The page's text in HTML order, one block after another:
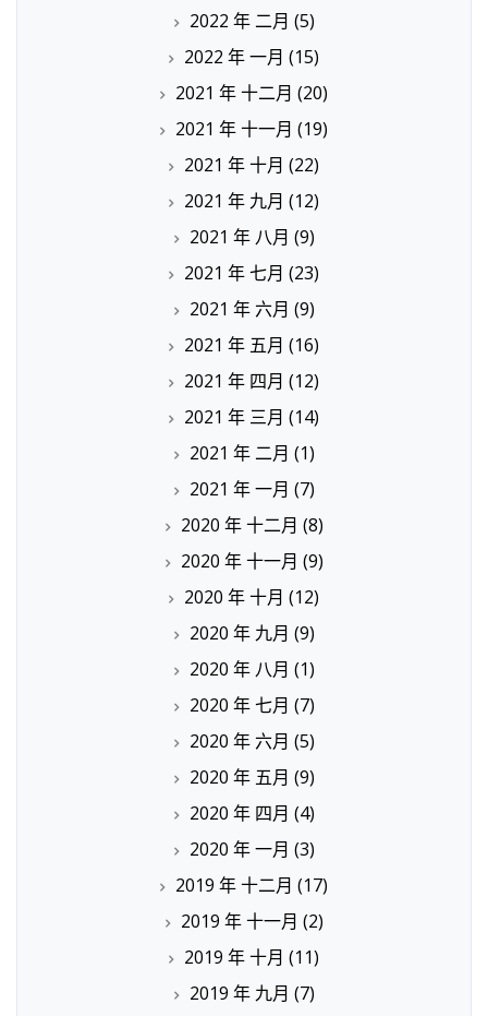
2022 年 二月 (5)
2022 年 一月 (15)
2021 年 十二月 (20)
2021 年 十一月 (19)
2021 年 十月 (22)
2021 年 九月 (12)
2021 年 八月 (9)
2021 年 七月 (23)
2021 年 六月 (9)
2021 年 五月 (16)
2021 年 四月 (12)
2021 年 三月 (14)
2021 年 二月 (1)
2021 年 一月 (7)
2020 年 十二月 (8)
2020 年 十一月 (9)
2020 年 十月 (12)
2020 年 九月 (9)
2020 年 八月 (1)
2020 年 七月 (7)
2020 年 六月 (5)
2020 年 五月 (9)
2020 年 四月 (4)
2020 年 一月 (3)
2019 年 十二月 (17)
2019 年 十一月 (2)
2019 年 十月 (11)
2019 年 九月 (7)